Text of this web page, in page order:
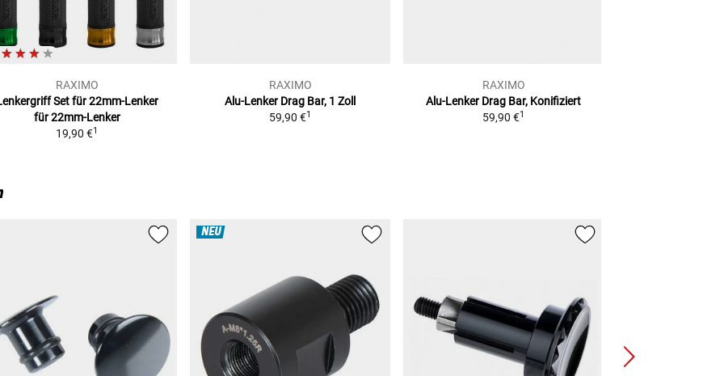
RAXIMO
Set für 22mm-Lenker
für 22mm-Lenker
19,90 €1
RAXIMO
Alu-Lenker Drag Bar, 1 Zoll
59,90 €1
RAXIMO
Alu-Lenker Drag Bar, Konifiziert
59,90 €1
NEU